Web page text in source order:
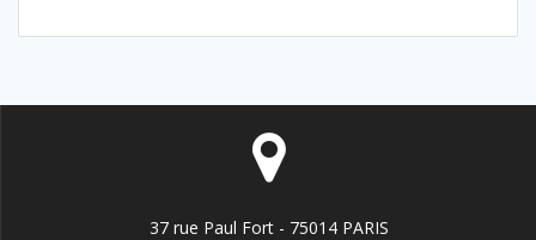
37 rue Paul Fort - 75014 PARIS